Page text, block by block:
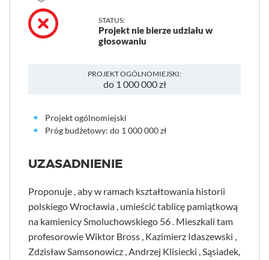
STATUS:
Projekt nie bierze udziału w
głosowaniu
PROJEKT OGÓLNOMIEJSKI:
do 1 000 000 zł
Projekt ogólnomiejski
Próg budżetowy: do 1 000 000 zł
UZASADNIENIE
Proponuje , aby w ramach kształtowania historii
polskiego Wrocławia , umieścić tablicę pamiątkową
na kamienicy Smoluchowskiego 56 . Mieszkali tam
profesorowie Wiktor Bross , Kazimierz Idaszewski ,
Zdzisław Samsonowicz , Andrzej Klisiecki , Sąsiadek,